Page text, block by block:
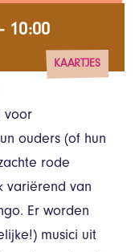
10:00
KAARTJES
voor
ouders (of hun
rode
variërend van
Er worden
musici uit